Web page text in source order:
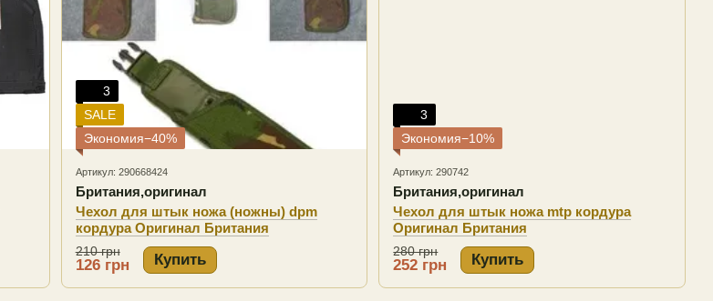
3
SALE
Экономия−40%
Артикул: 290668424
Британия,оригинал
Чехол для штык ножа (ножны) dpm
кордура Оригинал Британия
210 грн
126 грн Купить
3
Экономия−10%
Артикул: 290742
Британия,оригинал
Чехол для штык ножа mtp кордура
Оригинал Британия
280 грн
252 грн Купить